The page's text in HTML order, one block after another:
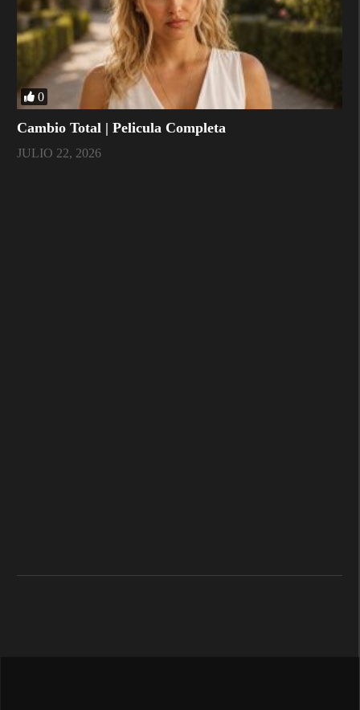
0
Cambio Total | Pelicula Completa
JULIO 22, 2026